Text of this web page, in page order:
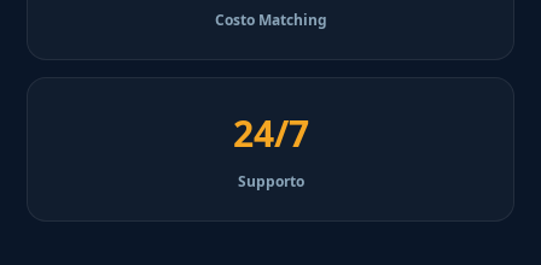
Costo Matching
24/7
Supporto